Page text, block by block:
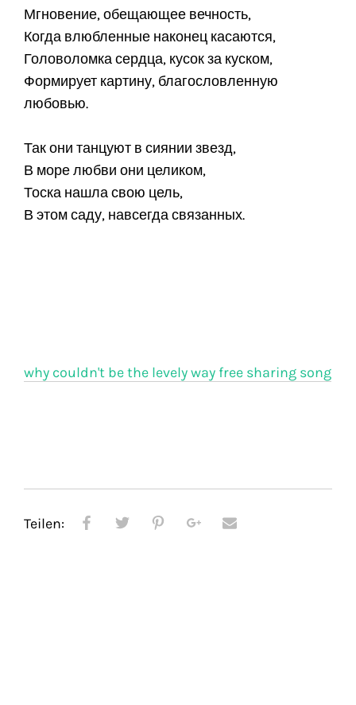
Мгновение, обещающее вечность,
Когда влюбленные наконец касаются,
Головоломка сердца, кусок за куском,
Формирует картину, благословленную
любовью.
Так они танцуют в сиянии звезд,
В море любви они целиком,
Тоска нашла свою цель,
В этом саду, навсегда связанных.
why couldn't be the levely way free sharing song
Teilen: